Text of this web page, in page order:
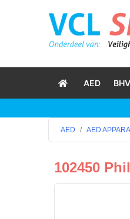
AED BHV
AED AED
102450